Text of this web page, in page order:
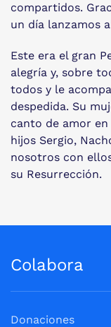
compartidos.
un día lanzamos
Este era el gran
alegría y, sobre
todos y le
despedida. Su
canto de amor
hijos Sergio,
nosotros con
su Resurrección.
Colabora
Donaciones